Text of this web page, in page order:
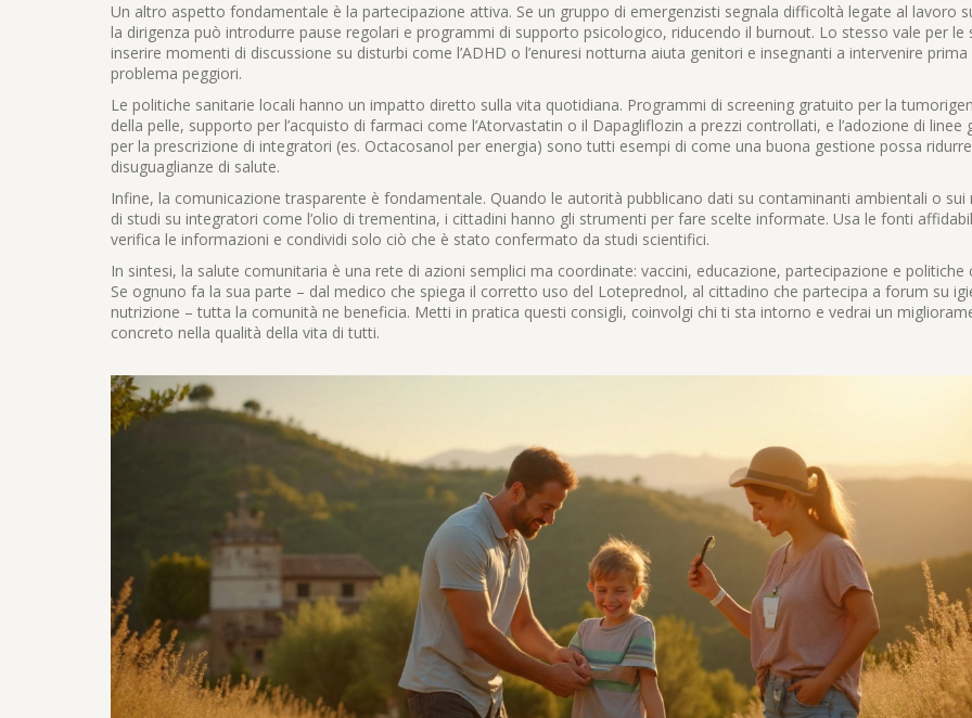
Un altro aspetto fondamentale è la partecipazione attiva. Se un gruppo di emergenzisti segnala difficoltà legate al lavoro
la dirigenza può introdurre pause regolari e programmi di supporto psicologico, riducendo il burnout. Lo stesso vale per le
inserire momenti di discussione su disturbi come l’ADHD o l’enuresi notturna aiuta genitori e insegnanti a intervenire prima
problema peggiori.
Le politiche sanitarie locali hanno un impatto diretto sulla vita quotidiana. Programmi di screening gratuito per la
della pelle, supporto per l’acquisto di farmaci come l’Atorvastatin o il Dapagliflozin a prezzi controllati, e l’adozione di linee
per la prescrizione di integratori (es. Octacosanol per energia) sono tutti esempi di come una buona gestione possa
disuguaglianze di salute.
Infine, la comunicazione trasparente è fondamentale. Quando le autorità pubblicano dati su contaminanti ambientali o sui
di studi su integratori come l’olio di trementina, i cittadini hanno gli strumenti per fare scelte informate. Usa le fonti
verifica le informazioni e condividi solo ciò che è stato confermato da studi scientifici.
In sintesi, la salute comunitaria è una rete di azioni semplici ma coordinate: vaccini, educazione, partecipazione e politiche
Se ognuno fa la sua parte – dal medico che spiega il corretto uso del Loteprednol, al cittadino che partecipa a forum su
nutrizione – tutta la comunità ne beneficia. Metti in pratica questi consigli, coinvolgi chi ti sta intorno e vedrai un
concreto nella qualità della vita di tutti.